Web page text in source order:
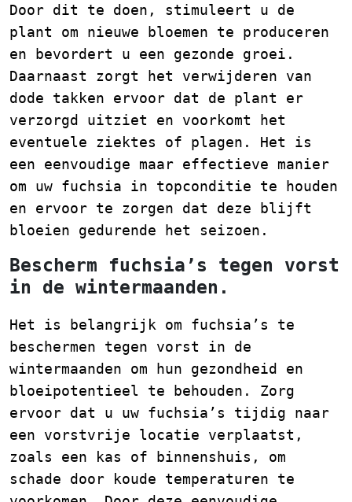
Door dit te doen, stimuleert u de
plant om nieuwe bloemen te produceren
en bevordert u een gezonde groei.
Daarnaast zorgt het verwijderen van
dode takken ervoor dat de plant er
verzorgd uitziet en voorkomt het
eventuele ziektes of plagen. Het is
een eenvoudige maar effectieve manier
om uw fuchsia in topconditie te houden
en ervoor te zorgen dat deze blijft
bloeien gedurende het seizoen.
Bescherm fuchsia’s tegen vorst
in de wintermaanden.
Het is belangrijk om fuchsia’s te
beschermen tegen vorst in de
wintermaanden om hun gezondheid en
bloeipotentieel te behouden. Zorg
ervoor dat u uw fuchsia’s tijdig naar
een vorstvrije locatie verplaatst,
zoals een kas of binnenshuis, om
schade door koude temperaturen te